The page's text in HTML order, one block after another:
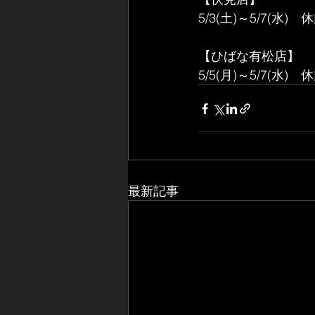
5/3(土)～5/7(水)　
【ひばな有松店】
5/5(月)～5/7(水)　
最新記事